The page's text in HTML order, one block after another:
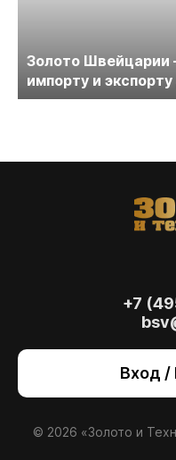
Золото Швейцарии
импорту и
+7
Вход /
© 2026 «Золото и
также для
сайт, вы даете